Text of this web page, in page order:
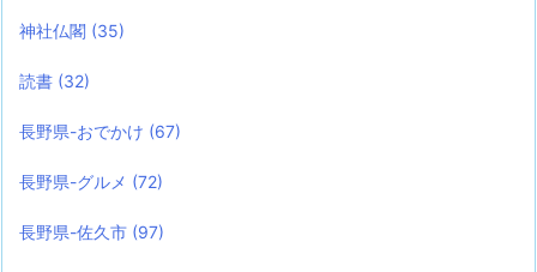
神社仏閣 (35)
読書 (32)
長野県-おでかけ (67)
長野県-グルメ (72)
長野県-佐久市 (97)